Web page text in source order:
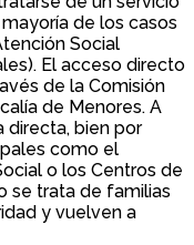
de los casos
Social
El acceso directo
de la Comisión
de Menores. A
bien por
como el
o los Centros de
se trata de familias
y vuelven a